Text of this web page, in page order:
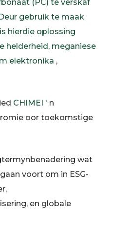
(PC) te verskaf
gebruik te maak
hierdie oplossing
helderheid, meganiese
elektronika ,
CHIMEI ' n
oor toekomstige
wat
voort om in ESG-
en globale